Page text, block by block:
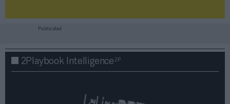
Publicidad
2Playbook Intelligence2P